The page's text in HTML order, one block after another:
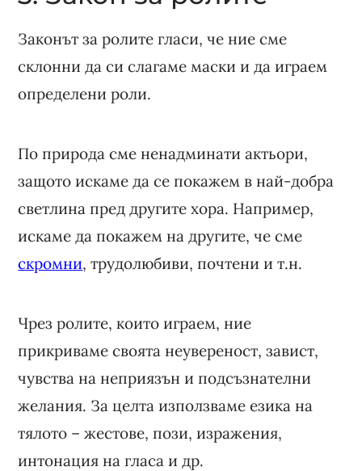
Законът за ролите гласи, че ние сме
склонни да си слагаме маски и да играем
определени роли.
По природа сме ненадминати актьори,
защото искаме да се покажем в най-добра
светлина пред другите хора. Например,
искаме да покажем на другите, че сме
скромни, трудолюбиви, почтени и т.н.
Чрез ролите, които играем, ние
прикриваме своята неувереност, завист,
чувства на неприязън и подсъзнателни
желания. За целта използваме езика на
тялото – жестове, пози, изражения,
интонация на гласа и др.